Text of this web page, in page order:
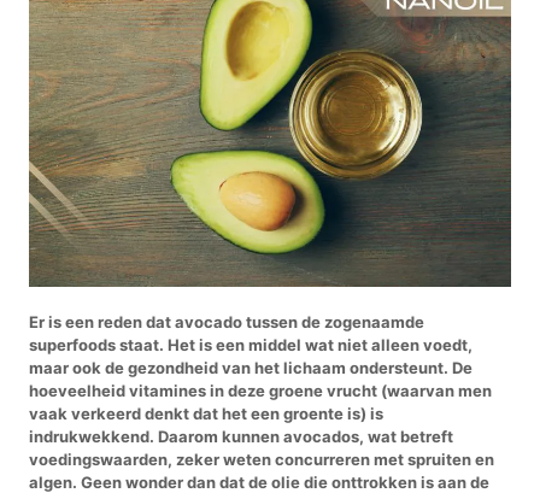
Er is een reden dat avocado tussen de zogenaamde
superfoods staat. Het is een middel wat niet alleen voedt,
maar ook de gezondheid van het lichaam ondersteunt. De
hoeveelheid vitamines in deze groene vrucht (waarvan men
vaak verkeerd denkt dat het een groente is) is
indrukwekkend. Daarom kunnen avocados, wat betreft
voedingswaarden, zeker weten concurreren met spruiten en
algen. Geen wonder dan dat de olie die onttrokken is aan de